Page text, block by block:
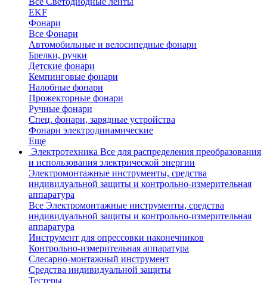
EKF
Фонари
Все Фонари
Автомобильные и велосипедные фонари
Брелки, ручки
Детские фонари
Кемпинговые фонари
Налобные фонари
Прожекторные фонари
Ручные фонари
Спец. фонари, зарядные устройства
Фонари электродинамические
Еще
Электротехника Все для распределения преобразования
и использования электрической энергии
Электромонтажные инструменты, средства
индивидуальной защиты и контрольно-измерительная
аппаратура
Все Электромонтажные инструменты, средства
индивидуальной защиты и контрольно-измерительная
аппаратура
Инструмент для опрессовки наконечников
Контрольно-измерительная аппаратура
Слесарно-монтажный инструмент
Средства индивидуальной защиты
Тестеры